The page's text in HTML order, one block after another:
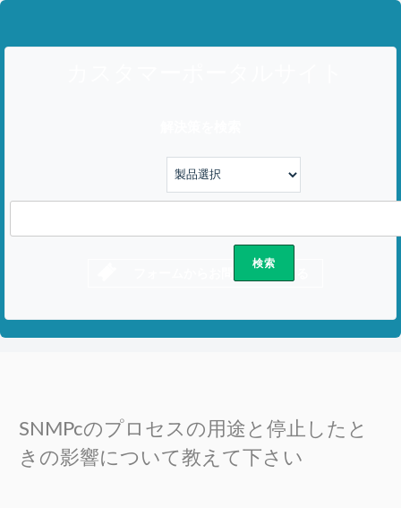
SNMPcのプロセスの用途と停止したと
きの影響について教えて下さい